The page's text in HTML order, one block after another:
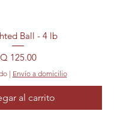
Ball - 4 lb
Precio
Q 125.00
| Envío a domicilio
al carrito